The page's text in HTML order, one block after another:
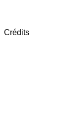
Crédits